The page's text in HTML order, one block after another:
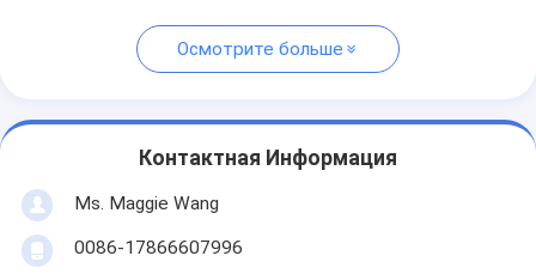
Осмотрите больше
Контактная Информация
Ms. Maggie Wang
0086-17866607996